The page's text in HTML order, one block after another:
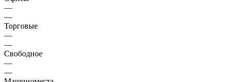
—
—
Торговые
—
—
Свободное
—
—